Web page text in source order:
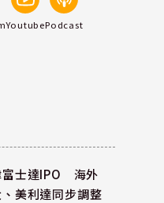
YoutubePodcast
富士達IPO 海外
美利達同步調整